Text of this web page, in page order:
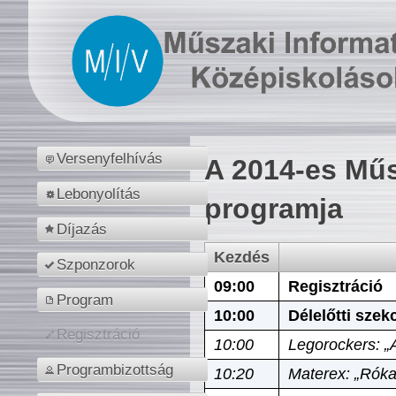
Versenyfelhívás
Lebonyolítás
Díjazás
Szponzorok
Program
Regisztráció
Programbizottság
A 2014-es
programja
Kezdés
09:00
Regisztráció
10:00
Délelőtti
10:00
Legorockers:
10:20
Materex: